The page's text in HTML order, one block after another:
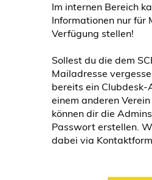
Im internen Bereich
Informationen nur für
Verfügung stellen!
Sollest du die dem
Mailadresse
bereits ein Clubdesk-
einem anderen
können dir die
Passwort erstellen.
dabei via